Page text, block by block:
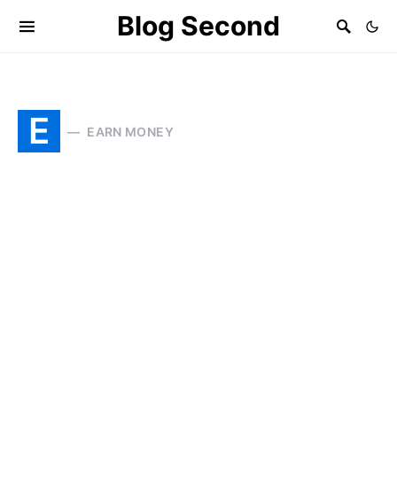
Blog Second
E EARN MONEY